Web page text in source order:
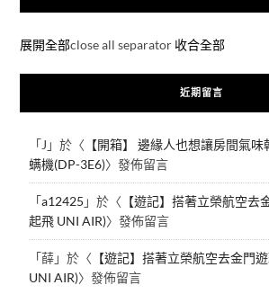
展開全部close all separator 收合全部
近期留言
「J 」於〈 【開箱】 邊緣人也想讓房間氣
螨機(DP-3E6)〉發佈留言
「a12425 」於〈 【遊記】搭著立榮航空去
起飛 UNI AIR)〉發佈留言
「薛」於〈 【遊記】搭著立榮航空去金門
UNI AIR)〉發佈留言